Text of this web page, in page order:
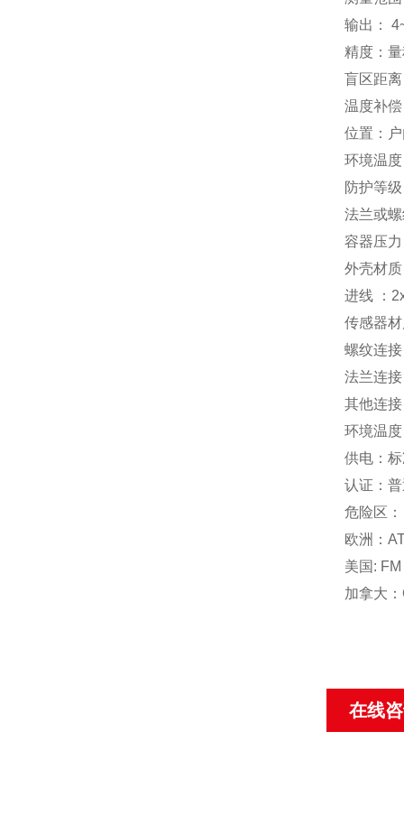
输出：
精度：
盲区距
温度补
位置：
环境温
防护等
法兰或
容器压
外壳材
进线 ：
传感器
螺纹连
法兰连
其他连
环境温
供电：
认证：
危险区：
欧洲：
美国:
加拿大
在线